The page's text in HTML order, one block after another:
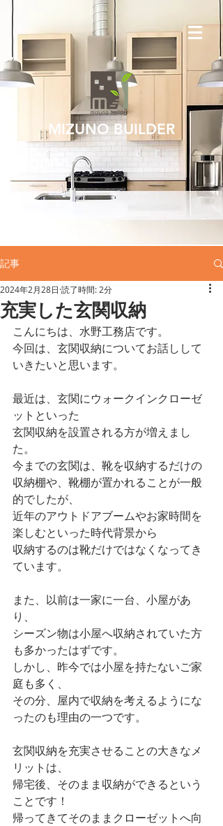
記事
充実した玄関収納
2024年2月28日 読了時間: 2分
こんにちは、水野工務店です。
今回は、玄関収納についてお話しして
いきたいと思います。
最近は、玄関にウォークインクローゼ
ットといった
玄関収納を設置される方が増えまし
た。
今までの玄関は、靴を収納するだけの
収納棚や、靴棚が置かれることが一般
的でしたが、
近年のアウトドアブームやお家時間を
楽しむといった時代背景から
収納するのは靴だけではなくなってき
ています。
また、以前は一家に一台、小屋があ
り、
シーズン物は小屋へ収納されていた方
も多かったはずです。
しかし、昨今では小屋を持たないご家
庭も多く、
その分、屋内で収納を考えるようにな
ったのも理由の一つです。
玄関収納を充実させることの大きなメ
リットは、
帰宅後、そのまま収納ができるという
ことです！
帰ってきてそのままクローゼットへ向
MIZUNO BUILDER